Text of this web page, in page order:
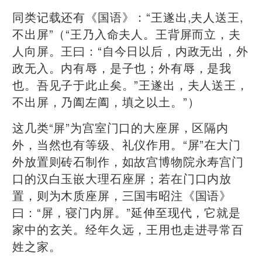
同类记载还有《国语》：“王遂出,夫人送王,
不出屏”（“王乃入命夫人。王背屏而立，夫
人向屏。王曰：“自今日以后，内政无出，外
政无入。内有辱，是子也；外有辱，是我
也。吾见子于此止矣。”王遂出，夫人送王，
不出屏，乃阖左阖，填之以土。”）
这几类“屏”为宫室门口的大座屏，区隔内
外，当然也有等级、礼仪作用。“屏”在大门
外放置则砖石制作，如故宫博物院永寿宫门
口的汉白玉嵌大理石座屏；若在门口内放
置，则为木质座屏，三国韦昭注《国语》
曰：“屏，寝门内屏。”延伸至现代，它就是
家中的玄关。经年久远，王用也走进寻常百
姓之家。